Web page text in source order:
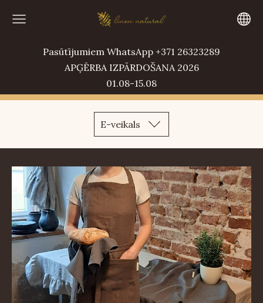
Pasūtījumiem WhatsApp +371 26323289
APĢĒRBA IZPĀRDOŠANA 2026
01.08-15.08
E-veikals